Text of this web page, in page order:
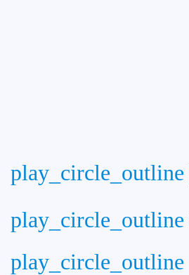
play_circle_outline
play_circle_outline
play_circle_outline